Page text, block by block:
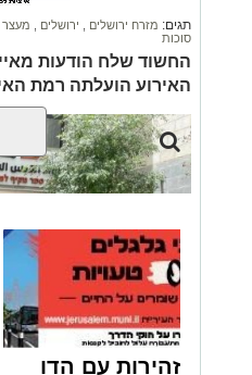
תגים: מזרח ירושלים ירושלים מעצר
סוכות
החשוד שלח הודעות
האירוע הועלתה רמת
זהירות עם הדו